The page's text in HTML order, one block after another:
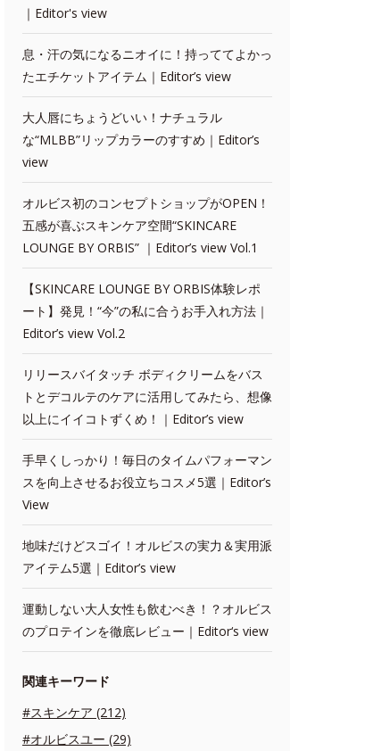
｜Editor's view
息・汗の気になるニオイに！持っててよかっ
たエチケットアイテム｜Editor’s view
大人唇にちょうどいい！ナチュラル
な“MLBB”リップカラーのすすめ｜Editor’s
view
オルビス初のコンセプトショップがOPEN！
五感が喜ぶスキンケア空間“SKINCARE
LOUNGE BY ORBIS” ｜Editor’s view Vol.1
【SKINCARE LOUNGE BY ORBIS体験レポ
ート】発見！“今”の私に合うお手入れ方法｜
Editor’s view Vol.2
リリースバイタッチ ボディクリームをバス
トとデコルテのケアに活用してみたら、想像
以上にイイコトずくめ！｜Editor’s view
手早くしっかり！毎日のタイムパフォーマン
スを向上させるお役立ちコスメ5選｜Editor’s
View
地味だけどスゴイ！オルビスの実力＆実用派
アイテム5選｜Editor’s view
運動しない大人女性も飲むべき！？オルビス
のプロテインを徹底レビュー｜Editor‘s view
関連キーワード
#スキンケア (212)
#オルビスユー (29)